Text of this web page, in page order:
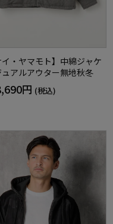
イ・ヤマモト】中綿ジャケ
ュアルアウター無地秋冬
円 (税込)